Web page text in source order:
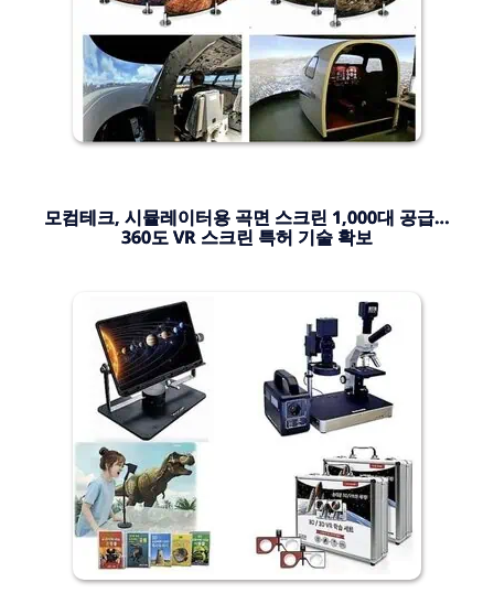
모컴테크, 시뮬레이터용 곡면 스크린 1,000대 공급…
360도 VR 스크린 특허 기술 확보